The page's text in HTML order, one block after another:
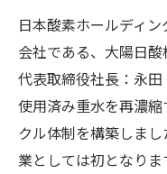
日本酸素ホールディ
会社である、大陽日酸
代表取締役社長：永
使用済み重水を再濃
クル体制を構築しま
業としては初となりま